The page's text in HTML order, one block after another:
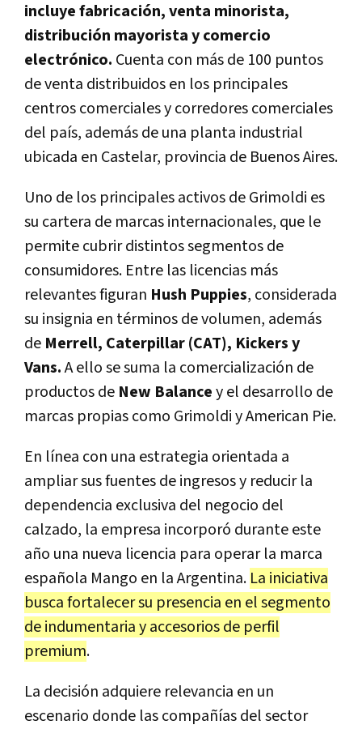
incluye fabricación, venta minorista,
distribución mayorista y comercio
electrónico. Cuenta con más de 100 puntos
de venta distribuidos en los principales
centros comerciales y corredores comerciales
del país, además de una planta industrial
ubicada en Castelar, provincia de Buenos Aires.
Uno de los principales activos de Grimoldi es
su cartera de marcas internacionales, que le
permite cubrir distintos segmentos de
consumidores. Entre las licencias más
relevantes figuran Hush Puppies, considerada
su insignia en términos de volumen, además
de Merrell, Caterpillar (CAT), Kickers y
Vans.A ello se suma la comercialización de
productos de New Balancey el desarrollo de
marcas propias como Grimoldi y American Pie.
En línea con una estrategia orientada a
ampliar sus fuentes de ingresos y reducir la
dependencia exclusiva del negocio del
calzado, la empresa incorporó durante este
año una nueva licencia para operar la marca
española Mango en la Argentina. La iniciativa
busca fortalecer su presencia en el segmento
de indumentaria y accesorios de perfil
premium.
La decisión adquiere relevancia en un
escenario donde las compañías del sector